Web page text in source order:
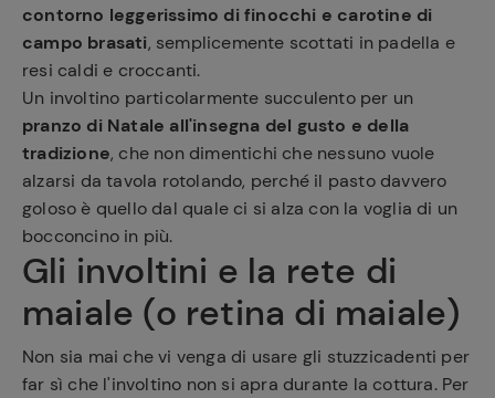
contorno leggerissimo di finocchi e carotine di
campo brasati, semplicemente scottati in padella e
resi caldi e croccanti.
Un involtino particolarmente succulento per un
pranzo di Natale all'insegna del gusto e della
tradizione, che non dimentichi che nessuno vuole
alzarsi da tavola rotolando, perché il pasto davvero
goloso è quello dal quale ci si alza con la voglia di un
bocconcino in più.
Gli involtini e la rete di
maiale (o retina di maiale)
Non sia mai che vi venga di usare gli stuzzicadenti per
far sì che l'involtino non si apra durante la cottura. Per